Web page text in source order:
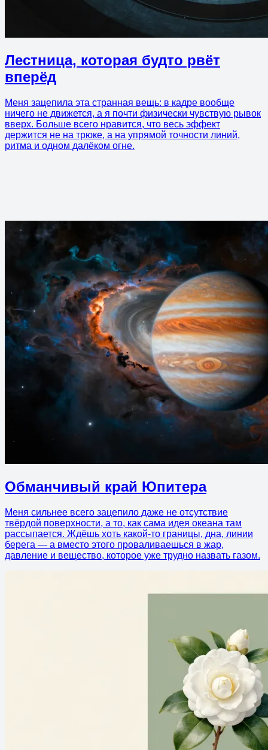
Лестница, которая будто рвёт
вперёд
Меня зацепила эта странная вещь: в кадре вообще
ничего не движется, а я почти физически чувствую рывок
вверх. Больше всего нравится, что весь эффект
держится не на трюке, а на упрямой точности линий,
ритма и одном далёком огне.
Обманчивый край Юпитера
Меня сильнее всего зацепило даже не отсутствие
твёрдой поверхности, а то, как сама идея океана там
рассыпается. Ждёшь хоть какой-то границы, дна, линии
берега — а вместо этого проваливаешься в жар,
давление и вещество, которое уже трудно назвать газом.